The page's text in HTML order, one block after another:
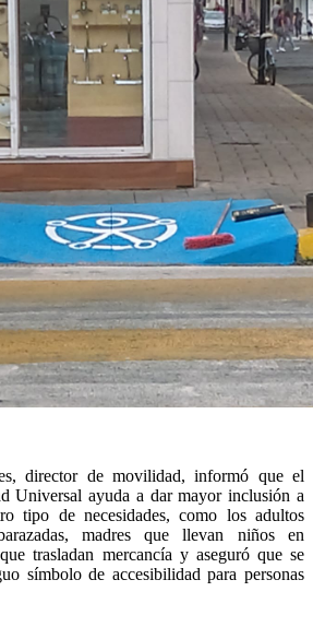
director de movilidad, informó que el
Universal ayuda a dar mayor inclusión a
tipo de necesidades, como los adultos
madres que llevan niños en
trasladan mercancía y aseguró que se
símbolo de accesibilidad para personas